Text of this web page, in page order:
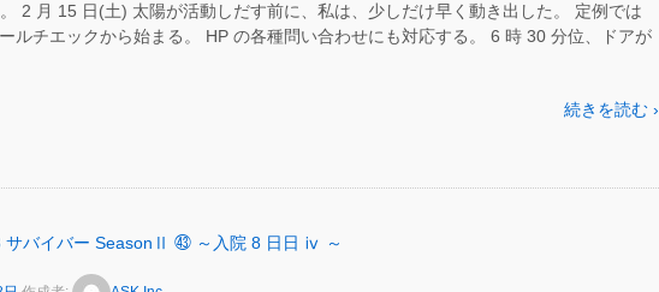
2 月 15 日(土) 太陽が活動しだす前に、私は、少しだけ早く動き出した。 定例では
ルチエックから始まる。 HP の各種問い合わせにも対応する。 6 時 30 分位、ドアが
続きを読む ›
サバイバー SeasonⅡ ㊸ ～入院 8 日日 ⅳ ～